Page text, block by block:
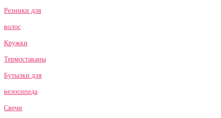
Резинки для
волос
Кружки
Термостаканы
Бутылки для
велосипеда
Свечи